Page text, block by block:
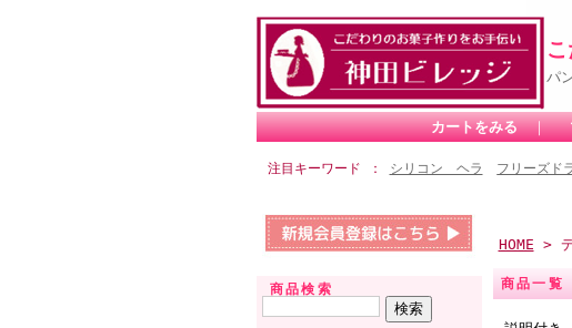
パ
カートをみる ｜
注目キーワード シリコン ヘラ フリーズド
商品検索
HOME >
商品一覧